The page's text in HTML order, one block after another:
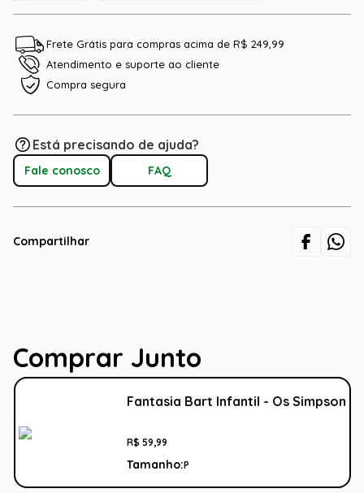
Frete Grátis para compras acima de R$ 249,99
Atendimento e suporte ao cliente
Compra segura
Está precisando de ajuda?
Fale conosco FAQ
Compartilhar
Comprar Junto
Fantasia Bart Infantil - Os Simpson
R$ 59,99
Tamanho:P